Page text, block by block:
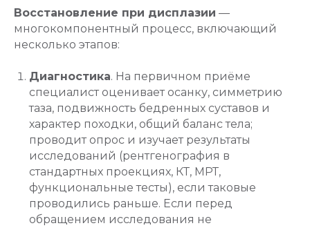
Восстановление при дисплазии —
многокомпонентный процесс, включающий
несколько этапов:
Диагностика. На первичном приёме
специалист оценивает осанку, симметрию
таза, подвижность бедренных суставов и
характер походки, общий баланс тела;
проводит опрос и изучает результаты
исследований (рентгенография в
стандартных проекциях, КТ, МРТ,
функциональные тесты), если таковые
проводились раньше. Если перед
обращением исследования не